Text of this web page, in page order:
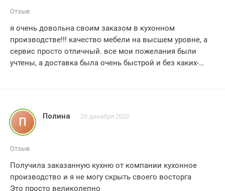
Отзыв
я очень довольна своим заказом в кухонном
производстве!!! качество мебели на высшем уровне, а
сервис просто отличный. все мои пожелания были
учтены, а доставка была очень быстрой и без каких-
П Полина 29 декабря 2022
Отзыв
Получила заказанную кухню от компании кухонное
производство и я не могу скрыть своего восторга
Это просто великолепно